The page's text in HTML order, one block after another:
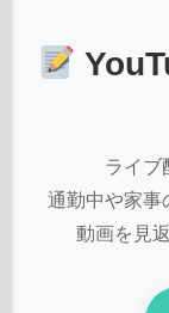
ライブ
通勤中や家事
動画を見